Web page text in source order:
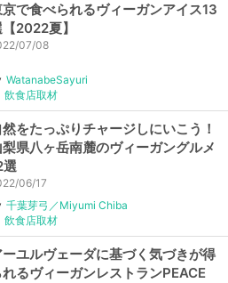
で食べられるヴィーガンアイス13
2022夏】
07/08
WatanabeSayuri
飲食店取材
然をたっぷりチャージしにいこう！
梨県八ヶ岳南麓のヴィーガングルメ
選
06/17
千葉芽弓／Miyumi Chiba
飲食店取材
ーユルヴェーダに基づく気づきが得
れるヴィーガンレストランPEACE